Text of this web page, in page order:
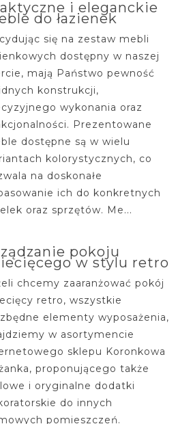
i eleganckie
do łazienek
się na zestaw mebli
dostępny w naszej
mają Państwo pewność
konstrukcji,
wykonania oraz
Prezentowane
dostępne są w wielu
kolorystycznych, co
na doskonałe
ich do konkretnych
oraz sprzętów. Me...
pokoju
w stylu retro
chcemy zaaranżować pokój
retro, wszystkie
elementy wyposażenia,
w asortymencie
sklepu Koronkowa
proponującego także
i oryginalne dodatki
do innych
pomieszczeń.